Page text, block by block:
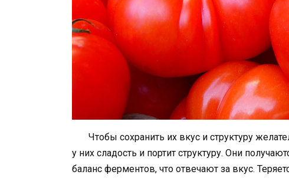
Чтобы сохранить их вкус и структуру
у них сладость и портит структуру. Они
баланс ферментов, что отвечают за вкус.